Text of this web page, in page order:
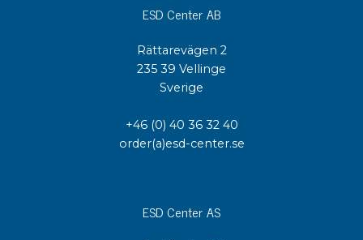
ESD Center AB
Rättarevägen 2
235 39 Vellinge
Sverige
+46 (0) 40 36 32 40
order(a)esd-center.se
ESD Center AS